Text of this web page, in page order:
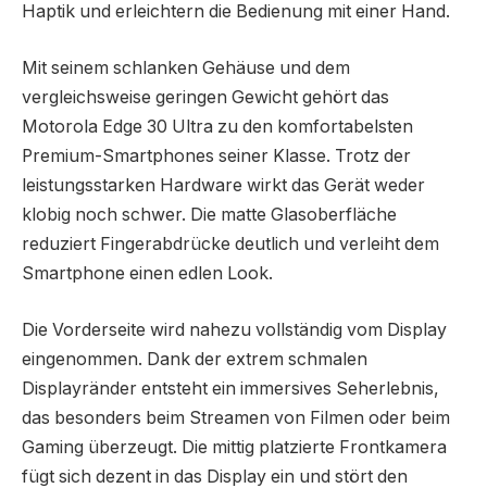
Haptik und erleichtern die Bedienung mit einer Hand.
Mit seinem schlanken Gehäuse und dem
vergleichsweise geringen Gewicht gehört das
Motorola Edge 30 Ultra zu den komfortabelsten
Premium-Smartphones seiner Klasse. Trotz der
leistungsstarken Hardware wirkt das Gerät weder
klobig noch schwer. Die matte Glasoberfläche
reduziert Fingerabdrücke deutlich und verleiht dem
Smartphone einen edlen Look.
Die Vorderseite wird nahezu vollständig vom Display
eingenommen. Dank der extrem schmalen
Displayränder entsteht ein immersives Seherlebnis,
das besonders beim Streamen von Filmen oder beim
Gaming überzeugt. Die mittig platzierte Frontkamera
fügt sich dezent in das Display ein und stört den